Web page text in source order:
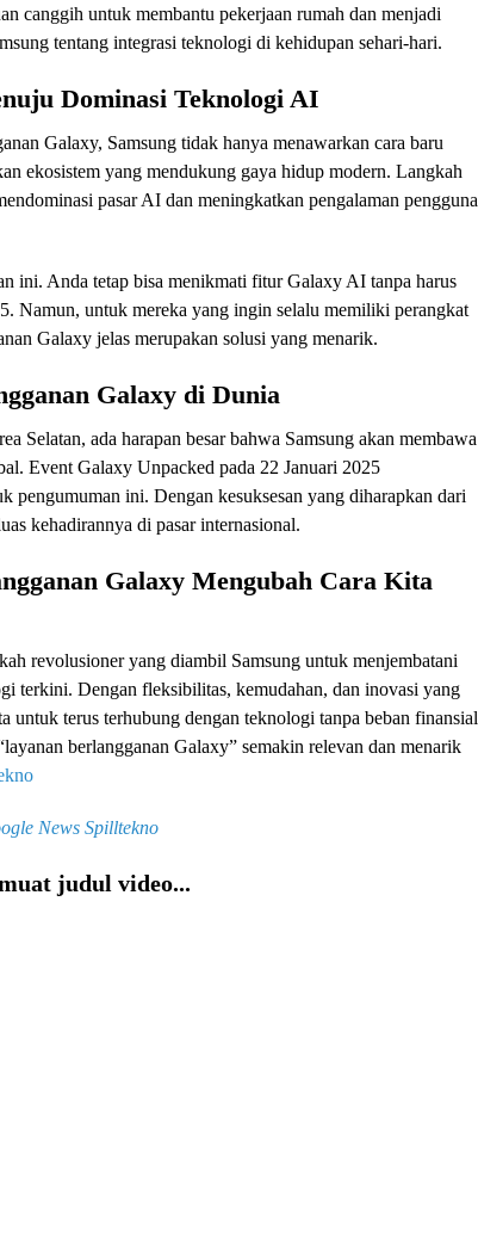
canggih untuk membantu pekerjaan rumah dan menjadi
tentang integrasi teknologi di kehidupan sehari-hari.
Dominasi Teknologi AI
Galaxy, Samsung tidak hanya menawarkan cara baru
ekosistem yang mendukung gaya hidup modern. Langkah
pasar AI dan meningkatkan pengalaman pengguna
ini. Anda tetap bisa menikmati fitur Galaxy AI tanpa harus
Namun, untuk mereka yang ingin selalu memiliki perangkat
Galaxy jelas merupakan solusi yang menarik.
Galaxy di Dunia
Selatan, ada harapan besar bahwa Samsung akan membawa
Event Galaxy Unpacked pada 22 Januari 2025
pengumuman ini. Dengan kesuksesan yang diharapkan dari
kehadirannya di pasar internasional.
Galaxy Mengubah Cara Kita
revolusioner yang diambil Samsung untuk menjembatani
terkini. Dengan fleksibilitas, kemudahan, dan inovasi yang
terus terhubung dengan teknologi tanpa beban finansial
berlangganan Galaxy” semakin relevan dan menarik
News Spilltekno
judul video...